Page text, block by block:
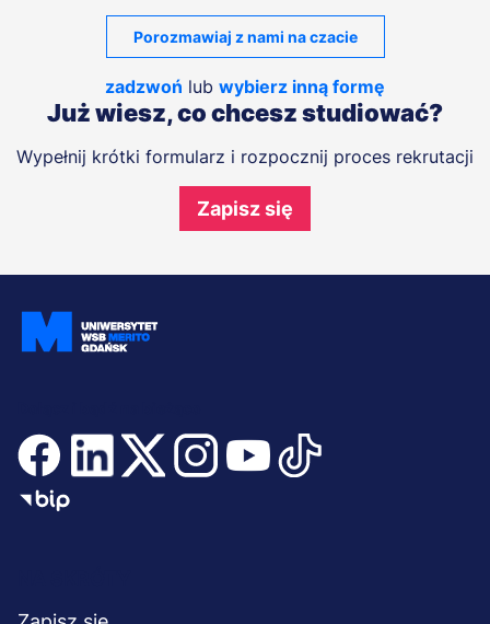
Porozmawiaj z nami na czacie
zadzwoń lub wybierz inną formę
Już wiesz, co chcesz studiować?
Wypełnij krótki formularz i rozpocznij proces rekrutacji
Zapisz się